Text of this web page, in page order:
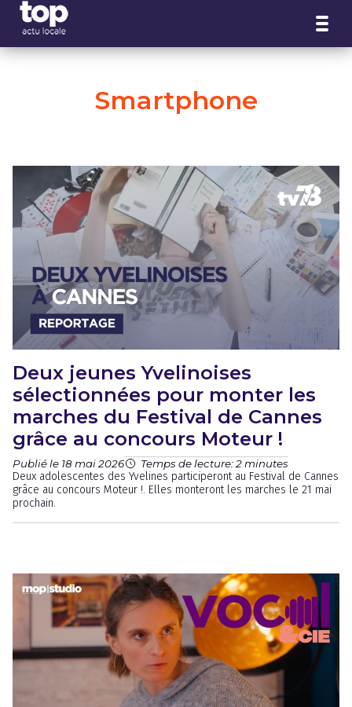
Smartphone
Deux jeunes Yvelinoises
sélectionnées pour monter les
marches du Festival de Cannes
grâce au concours Moteur !
Publié le 18 mai 2026 Temps de lecture: 2 minutes
Deux adolescentes des Yvelines participeront au Festival de Cannes
grâce au concours Moteur !. Elles monteront les marches le 21 mai
prochain.
Panneau de gestion des cookies